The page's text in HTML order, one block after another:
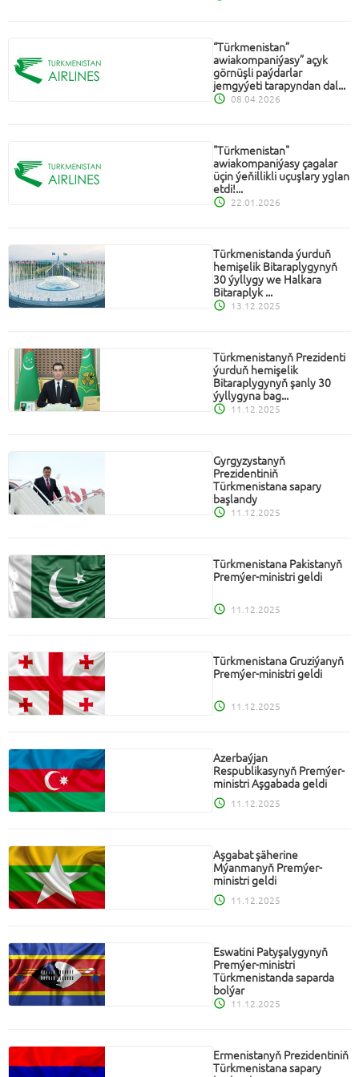
“Türkmenistan”
awiakompaniýasy” açyk
görnüşli paýdarlar
jemgyýeti tarapyndan dal...
08.04.2026
"Türkmenistan"
awiakompaniýasy çagalar
üçin ýeňillikli uçuşlary yglan
etdi!...
22.01.2026
Türkmenistanda ýurduň
hemişelik Bitaraplygynyň
30 ýyllygy we Halkara
Bitaraplyk ...
13.12.2025
Türkmenistanyň Prezidenti
ýurduň hemişelik
Bitaraplygynyň şanly 30
ýyllygyna bag...
11.12.2025
Gyrgyzystanyň
Prezidentiniň
Türkmenistana sapary
başlandy
11.12.2025
Türkmenistana Pakistanyň
Premýer-ministri geldi
11.12.2025
Türkmenistana Gruziýanyň
Premýer-ministri geldi
11.12.2025
Azerbaýjan
Respublikasynyň Premýer-
ministri Aşgabada geldi
11.12.2025
Aşgabat şäherine
Mýanmanyň Premýer-
ministri geldi
11.12.2025
Eswatini Patyşalygynyň
Premýer-ministri
Türkmenistanda saparda
bolýar
11.12.2025
Ermenistanyň Prezidentiniň
Türkmenistana sapary